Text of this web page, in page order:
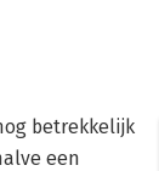
betrekkelijk
een